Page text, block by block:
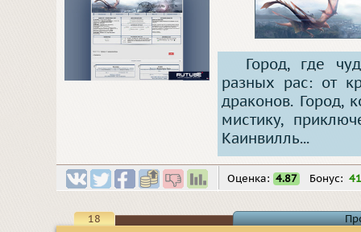
Город, где
разных рас: от
драконов. Город,
мистику,
Каинвилль...
Оценка: 4.87 Бонус: 41
18